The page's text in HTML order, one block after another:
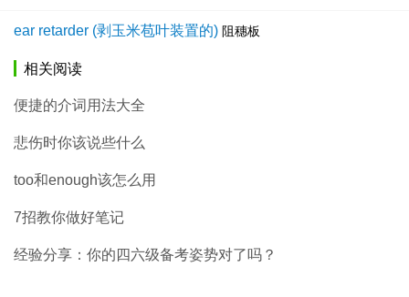
ear retarder (剥玉米苞叶装置的) 阻穗板
相关阅读
便捷的介词用法大全
悲伤时你该说些什么
too和enough该怎么用
7招教你做好笔记
经验分享：你的四六级备考姿势对了吗？